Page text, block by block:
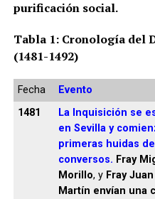
purificación social.
Tabla 1: Cronología del
(1481-1492)
Fecha Evento
1481
La Inquisición se
en Sevilla y
primeras huidas de
conversos. Fray
Morillo, y Fray
Martín envían una